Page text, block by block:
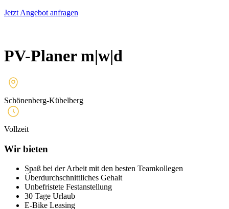
Jetzt Angebot anfragen
PV-Planer m|w|d
Schönenberg-Kübelberg
Vollzeit
Wir bieten
Spaß bei der Arbeit mit den besten Teamkollegen
Überdurchschnittliches Gehalt
Unbefristete Festanstellung
30 Tage Urlaub
E-Bike Leasing